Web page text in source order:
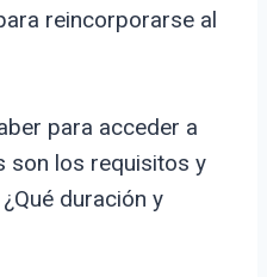
reincorporarse al
para acceder a
son los requisitos y
duración y